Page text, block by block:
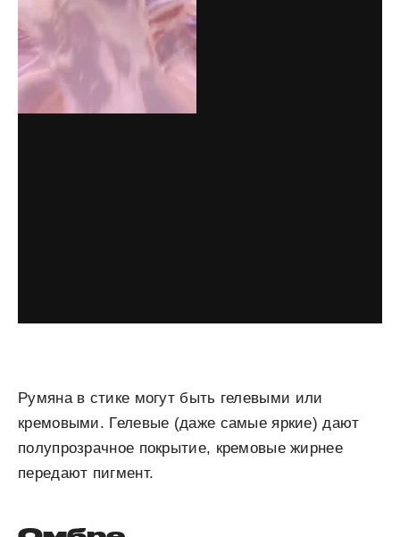
Румяна в стике могут быть гелевыми или
кремовыми. Гелевые (даже самые яркие) дают
полупрозрачное покрытие, кремовые жирнее
передают пигмент.